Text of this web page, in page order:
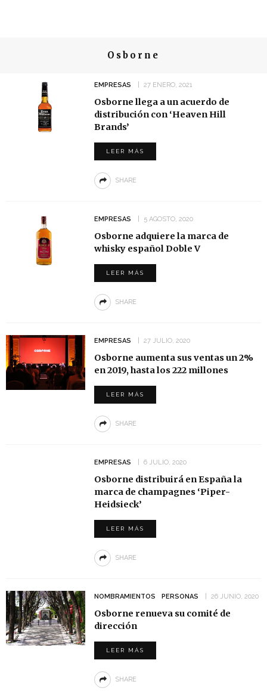
Osborne
EMPRESAS 27 ENERO, 2021
Osborne llega a un acuerdo de
distribución con ‘Heaven Hill
Brands’
LEER MÁS
SHARE
EMPRESAS 5 AGOSTO, 2020
Osborne adquiere la marca de
whisky español Doble V
LEER MÁS
SHARE
EMPRESAS 27 JULIO, 2020
Osborne aumenta sus ventas un 2%
en 2019, hasta los 222 millones
LEER MÁS
SHARE
EMPRESAS 6 JULIO, 2020
Osborne distribuirá en España la
marca de champagnes ‘Piper-
Heidsieck’
LEER MÁS
SHARE
NOMBRAMIENTOS PERSONAS 26 JUNIO, 2020
Osborne renueva su comité de
dirección
LEER MÁS
SHARE